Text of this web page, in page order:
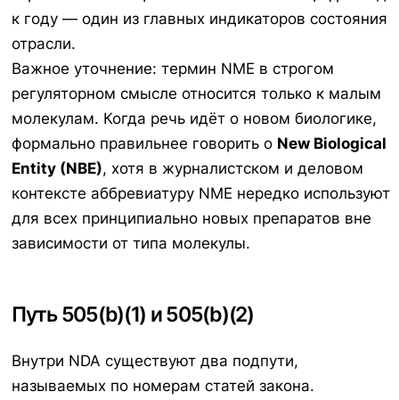
к году — один из главных индикаторов состояния
отрасли.
Важное уточнение: термин NME в строгом
регуляторном смысле относится только к малым
молекулам. Когда речь идёт о новом биологике,
формально правильнее говорить о New Biological
Entity (NBE), хотя в журналистском и деловом
контексте аббревиатуру NME нередко используют
для всех принципиально новых препаратов вне
зависимости от типа молекулы.
Путь 505(b)(1) и 505(b)(2)
Внутри NDA существуют два подпути,
называемых по номерам статей закона.